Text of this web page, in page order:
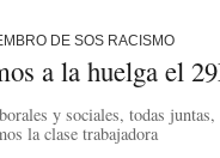
DE SOS RACISMO
a la huelga el
y sociales, todas
la clase trabajadora